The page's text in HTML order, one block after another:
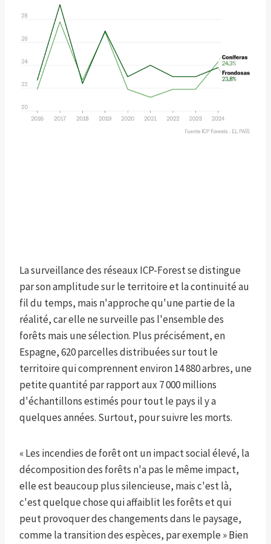
La surveillance des réseaux ICP-Forest se distingue
par son amplitude sur le territoire et la continuité au
fil du temps, mais n'approche qu'une partie de la
réalité, car elle ne surveille pas l'ensemble des
forêts mais une sélection. Plus précisément, en
Espagne, 620 parcelles distribuées sur tout le
territoire qui comprennent environ 14 880 arbres, une
petite quantité par rapport aux 7 000 millions
d'échantillons estimés pour tout le pays il y a
quelques années. Surtout, pour suivre les morts.
« Les incendies de forêt ont un impact social élevé, la
décomposition des forêts n'a pas le même impact,
elle est beaucoup plus silencieuse, mais c'est là,
c'est quelque chose qui affaiblit les forêts et qui
peut provoquer des changements dans le paysage,
comme la transition des espèces, par exemple » Bien